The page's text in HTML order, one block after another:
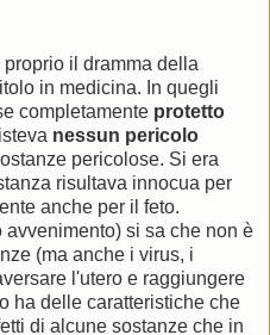
il dramma della
in medicina. In quegli
completamente protetto
nessun pericolo
pericolose. Si era
risultava innocua per
anche per il feto.
si sa che non è
(ma anche i virus, i
l'utero e raggiungere
ha delle caratteristiche che
di alcune sostanze che in